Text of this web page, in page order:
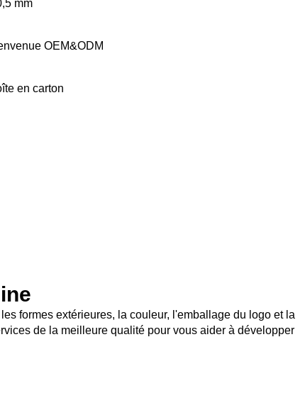
mm
OEM&ODM
en carton
formes extérieures, la couleur, l'emballage du logo et la
de la meilleure qualité pour vous aider à développer